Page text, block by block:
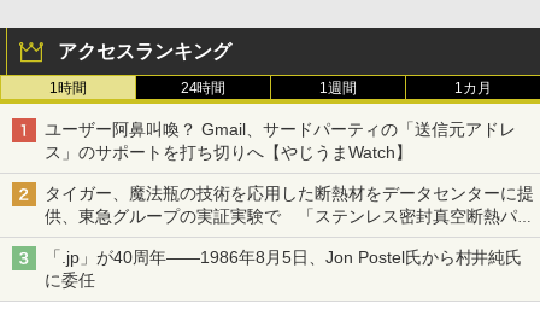
アクセスランキング
1時間 24時間 1週間 1カ月
ユーザー阿鼻叫喚？ Gmail、サードパーティの「送信元アドレ
ス」のサポートを打ち切りへ【やじうまWatch】
タイガー、魔法瓶の技術を応用した断熱材をデータセンターに提
供、東急グループの実証実験で 「ステンレス密封真空断熱パネ
ル TIVIP」
「.jp」が40周年――1986年8月5日、Jon Postel氏から村井純氏
に委任